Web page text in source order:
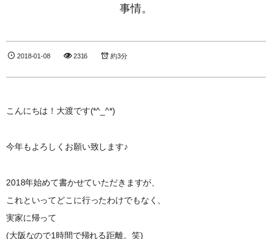
事情。
2018-01-08 2316 約3分
こんにちは！大渡です(*^_^*)
今年もよろしくお願い致します♪
2018年始めて書かせていただきますが、
これといってどこに行ったわけでもなく、
実家に帰って
(大阪なので1時間で帰れる距離。笑)